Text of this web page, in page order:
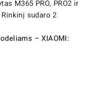
M365 PRO, PRO2 ir
sudaro 2
– XIAOMI: